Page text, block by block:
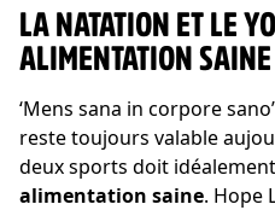
LA NATATION ET LE
ALIMENTATION SAINE
‘Mens sana in corpore
reste toujours valable
deux sports doit idéalement
alimentation saine. Hope